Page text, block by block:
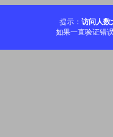
提示： 访问人数
如果一直验证错